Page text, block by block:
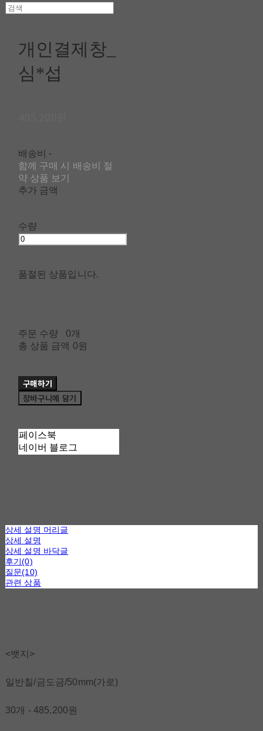
개인결제창_
심*섭
배송비 -
함께 구매 시 배송비 절
약 상품 보기
추가 금액
수량
품절된 상품입니다.
주문 수량
0개
총 상품 금액 0원
구매하기
장바구니에 담기
페이스북
네이버 블로그
상세 설명 머리글
상세 설명
상세 설명 바닥글
후기(0)
질문(10)
관련 상품
<뱃지>
일반칠/금도금/50mm(가로)
30개 - 485,200원